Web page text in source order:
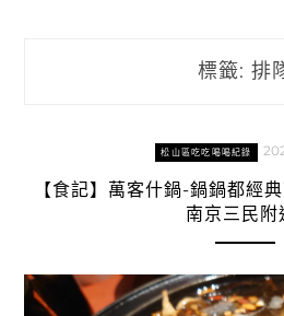
標籤: 排
松山區吃吃喝喝紀錄
【食記】萬客什鍋-鍋鍋都經
南京三民附